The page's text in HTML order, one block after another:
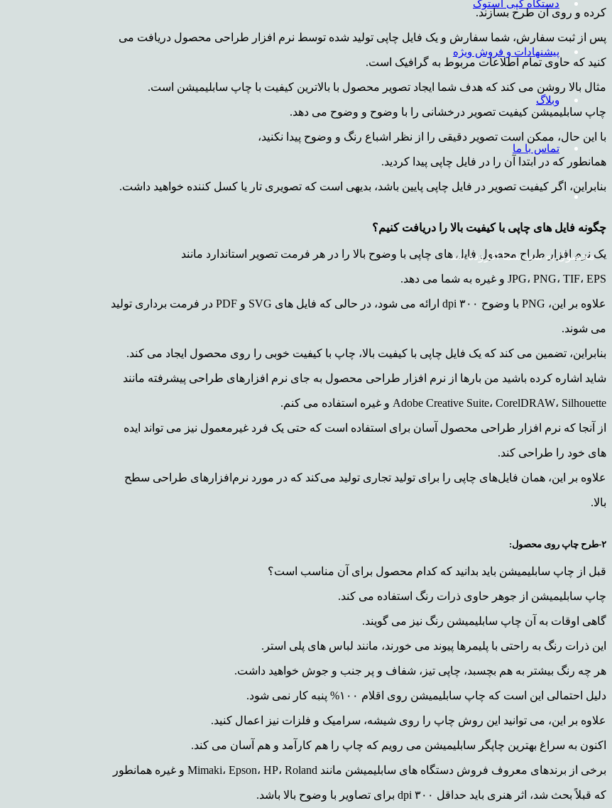
دستگاه کپی استوک
پیشنهادات و فروش ویژه
وبلاگ
تماس با ما
محصول به سبد شما افزوده شد.
کرده و روی آن طرح بسازند.
پس از ثبت سفارش، شما سفارش و یک فایل چاپی تولید شده توسط نرم افزار طراحی محصول دریافت می
کنید که حاوی تمام اطلاعات مربوط به گرافیک است.
مثال بالا روشن می کند که هدف شما ایجاد تصویر محصول با بالاترین کیفیت با چاپ سابلیمیشن است.
چاپ سابلیمیشن کیفیت تصویر درخشانی را با وضوح و وضوح می دهد.
با این حال، ممکن است تصویر دقیقی را از نظر اشباع رنگ و وضوح پیدا نکنید،
همانطور که در ابتدا آن را در فایل چاپی پیدا کردید.
بنابراین، اگر کیفیت تصویر در فایل چاپی پایین باشد، بدیهی است که تصویری تار یا کسل کننده خواهید داشت.
چگونه فایل های چاپی با کیفیت بالا را دریافت کنیم؟
یک نرم افزار طراح محصول فایل های چاپی با وضوح بالا را در هر فرمت تصویر استاندارد مانند
JPG، PNG، TIF، EPS و غیره به شما می دهد.
علاوه بر این، PNG با وضوح ۳۰۰ dpi ارائه می شود، در حالی که فایل های SVG و PDF در فرمت برداری تولید
می شوند.
بنابراین، تضمین می کند که یک فایل چاپی با کیفیت بالا، چاپ با کیفیت خوبی را روی محصول ایجاد می کند.
شاید اشاره کرده باشید من بارها از نرم افزار طراحی محصول به جای نرم افزارهای طراحی پیشرفته مانند
Adobe Creative Suite، CorelDRAW، Silhouette و غیره استفاده می کنم.
از آنجا که نرم افزار طراحی محصول آسان برای استفاده است که حتی یک فرد غیرمعمول نیز می تواند ایده
های خود را طراحی کند.
علاوه بر این، همان فایل‌های چاپی را برای تولید تجاری تولید می‌کند که در مورد نرم‌افزارهای طراحی سطح
بالا.
۲-طرح چاپ روی محصول:
قبل از چاپ سابلیمیشن باید بدانید که کدام محصول برای آن مناسب است؟
چاپ سابلیمیشن از جوهر حاوی ذرات رنگ استفاده می کند.
گاهی اوقات به آن چاپ سابلیمیشن رنگ نیز می گویند.
این ذرات رنگ به راحتی با پلیمرها پیوند می خورند، مانند لباس های پلی استر.
هر چه رنگ بیشتر به هم بچسبد، چاپی تیز، شفاف و پر جنب و جوش خواهید داشت.
دلیل احتمالی این است که چاپ سابلیمیشن روی اقلام ۱۰۰% پنبه کار نمی شود.
علاوه بر این، می توانید این روش چاپ را روی شیشه، سرامیک و فلزات نیز اعمال کنید.
اکنون به سراغ بهترین چاپگر سابلیمیشن می رویم که چاپ را هم کارآمد و هم آسان می کند.
برخی از برندهای معروف فروش دستگاه های سابلیمیشن مانند Mimaki، Epson، HP، Roland و غیره همانطور
که قبلاً بحث شد، اثر هنری باید حداقل ۳۰۰ dpi برای تصاویر با وضوح بالا باشد.